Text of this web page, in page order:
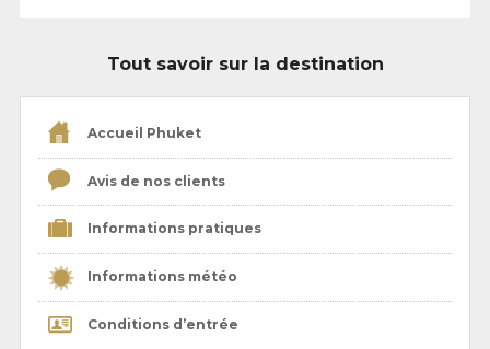
Tout savoir sur la destination
Accueil Phuket
Avis de nos clients
Informations pratiques
Informations météo
Conditions d’entrée